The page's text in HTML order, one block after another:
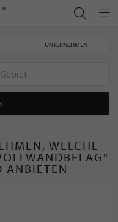
UNTERNEHMEN
WELCHE
ANBIETEN